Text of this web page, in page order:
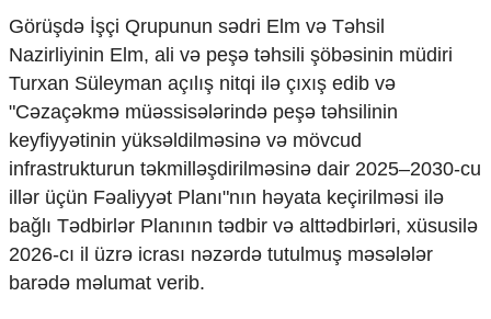
Əmək və sosial siyasət
Kənd təsərrüfatı
Hərbi sənaye
Telekommunikasiya və nəqliyyat
COP29
Cəmiyyət
Crossmedia.az - 1 yaş
Siyasət
Məhkəmə və hüquq
Ekologiya
Zəfər - 5
Görüşdə İşçi Qrupunun sədri Elm və Təhsil
Nazirliyinin Elm, ali və peşə təhsili şöbəsinin müdiri
Turxan Süleyman açılış nitqi ilə çıxış edib və
"Cəzaçəkmə müəssisələrində peşə təhsilinin
keyfiyyətinin yüksəldilməsinə və mövcud
infrastrukturun təkmilləşdirilməsinə dair 2025–2030-cu
illər üçün Fəaliyyət Planı"nın həyata keçirilməsi ilə
bağlı Tədbirlər Planının tədbir və alttədbirləri, xüsusilə
2026-cı il üzrə icrası nəzərdə tutulmuş məsələlər
barədə məlumat verib.